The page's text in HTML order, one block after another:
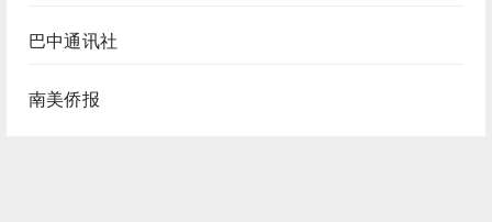
巴中通讯社
南美侨报